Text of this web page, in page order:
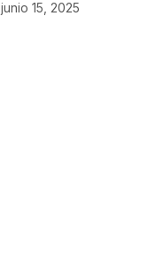
junio 15, 2025